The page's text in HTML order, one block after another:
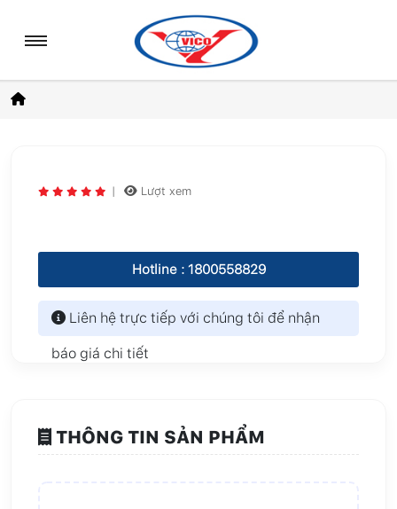
| Lượt xem
Hotline : 1800558829
Liên hệ trực tiếp với chúng tôi để nhận
báo giá chi tiết
THÔNG TIN SẢN PHẨM